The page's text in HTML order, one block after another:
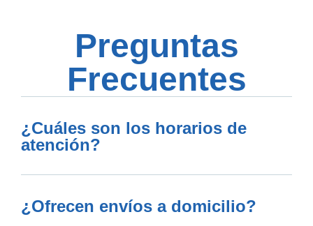
Preguntas
Frecuentes
¿Cuáles son los horarios de
atención?
¿Ofrecen envíos a domicilio?